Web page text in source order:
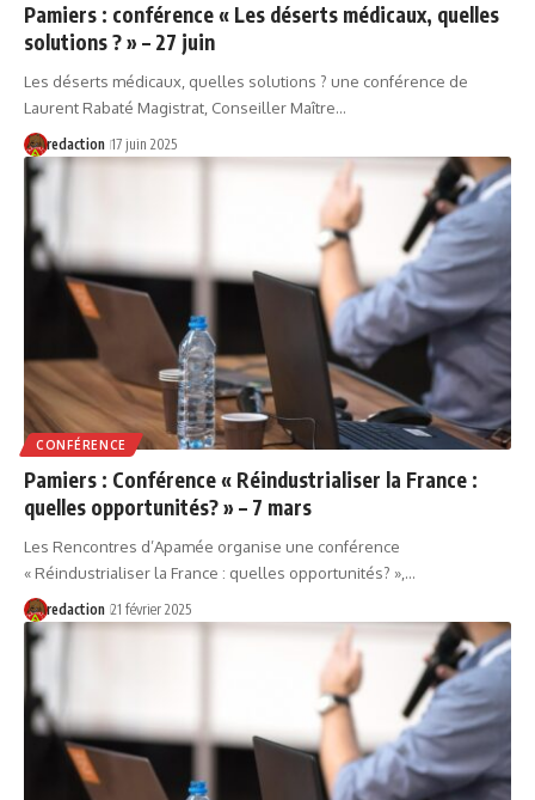
Pamiers : conférence « Les déserts médicaux, quelles
solutions ? » – 27 juin
Les déserts médicaux, quelles solutions ? une conférence de
Laurent Rabaté Magistrat, Conseiller Maître…
redaction 17 juin 2025
CONFÉRENCE
Pamiers : Conférence « Réindustrialiser la France :
quelles opportunités? » – 7 mars
Les Rencontres d’Apamée organise une conférence
« Réindustrialiser la France : quelles opportunités? »,…
redaction 21 février 2025